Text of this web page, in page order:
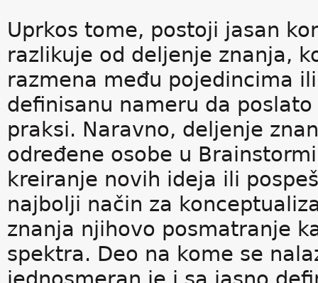
Uprkos tome, postoji jasan
razlikuje od deljenje znanja,
razmena među pojedincima
definisanu nameru da
praksi. Naravno, deljenje
određene osobe u
kreiranje novih ideja ili
najbolji način za
znanja njihovo posmatranje
spektra. Deo na kome se